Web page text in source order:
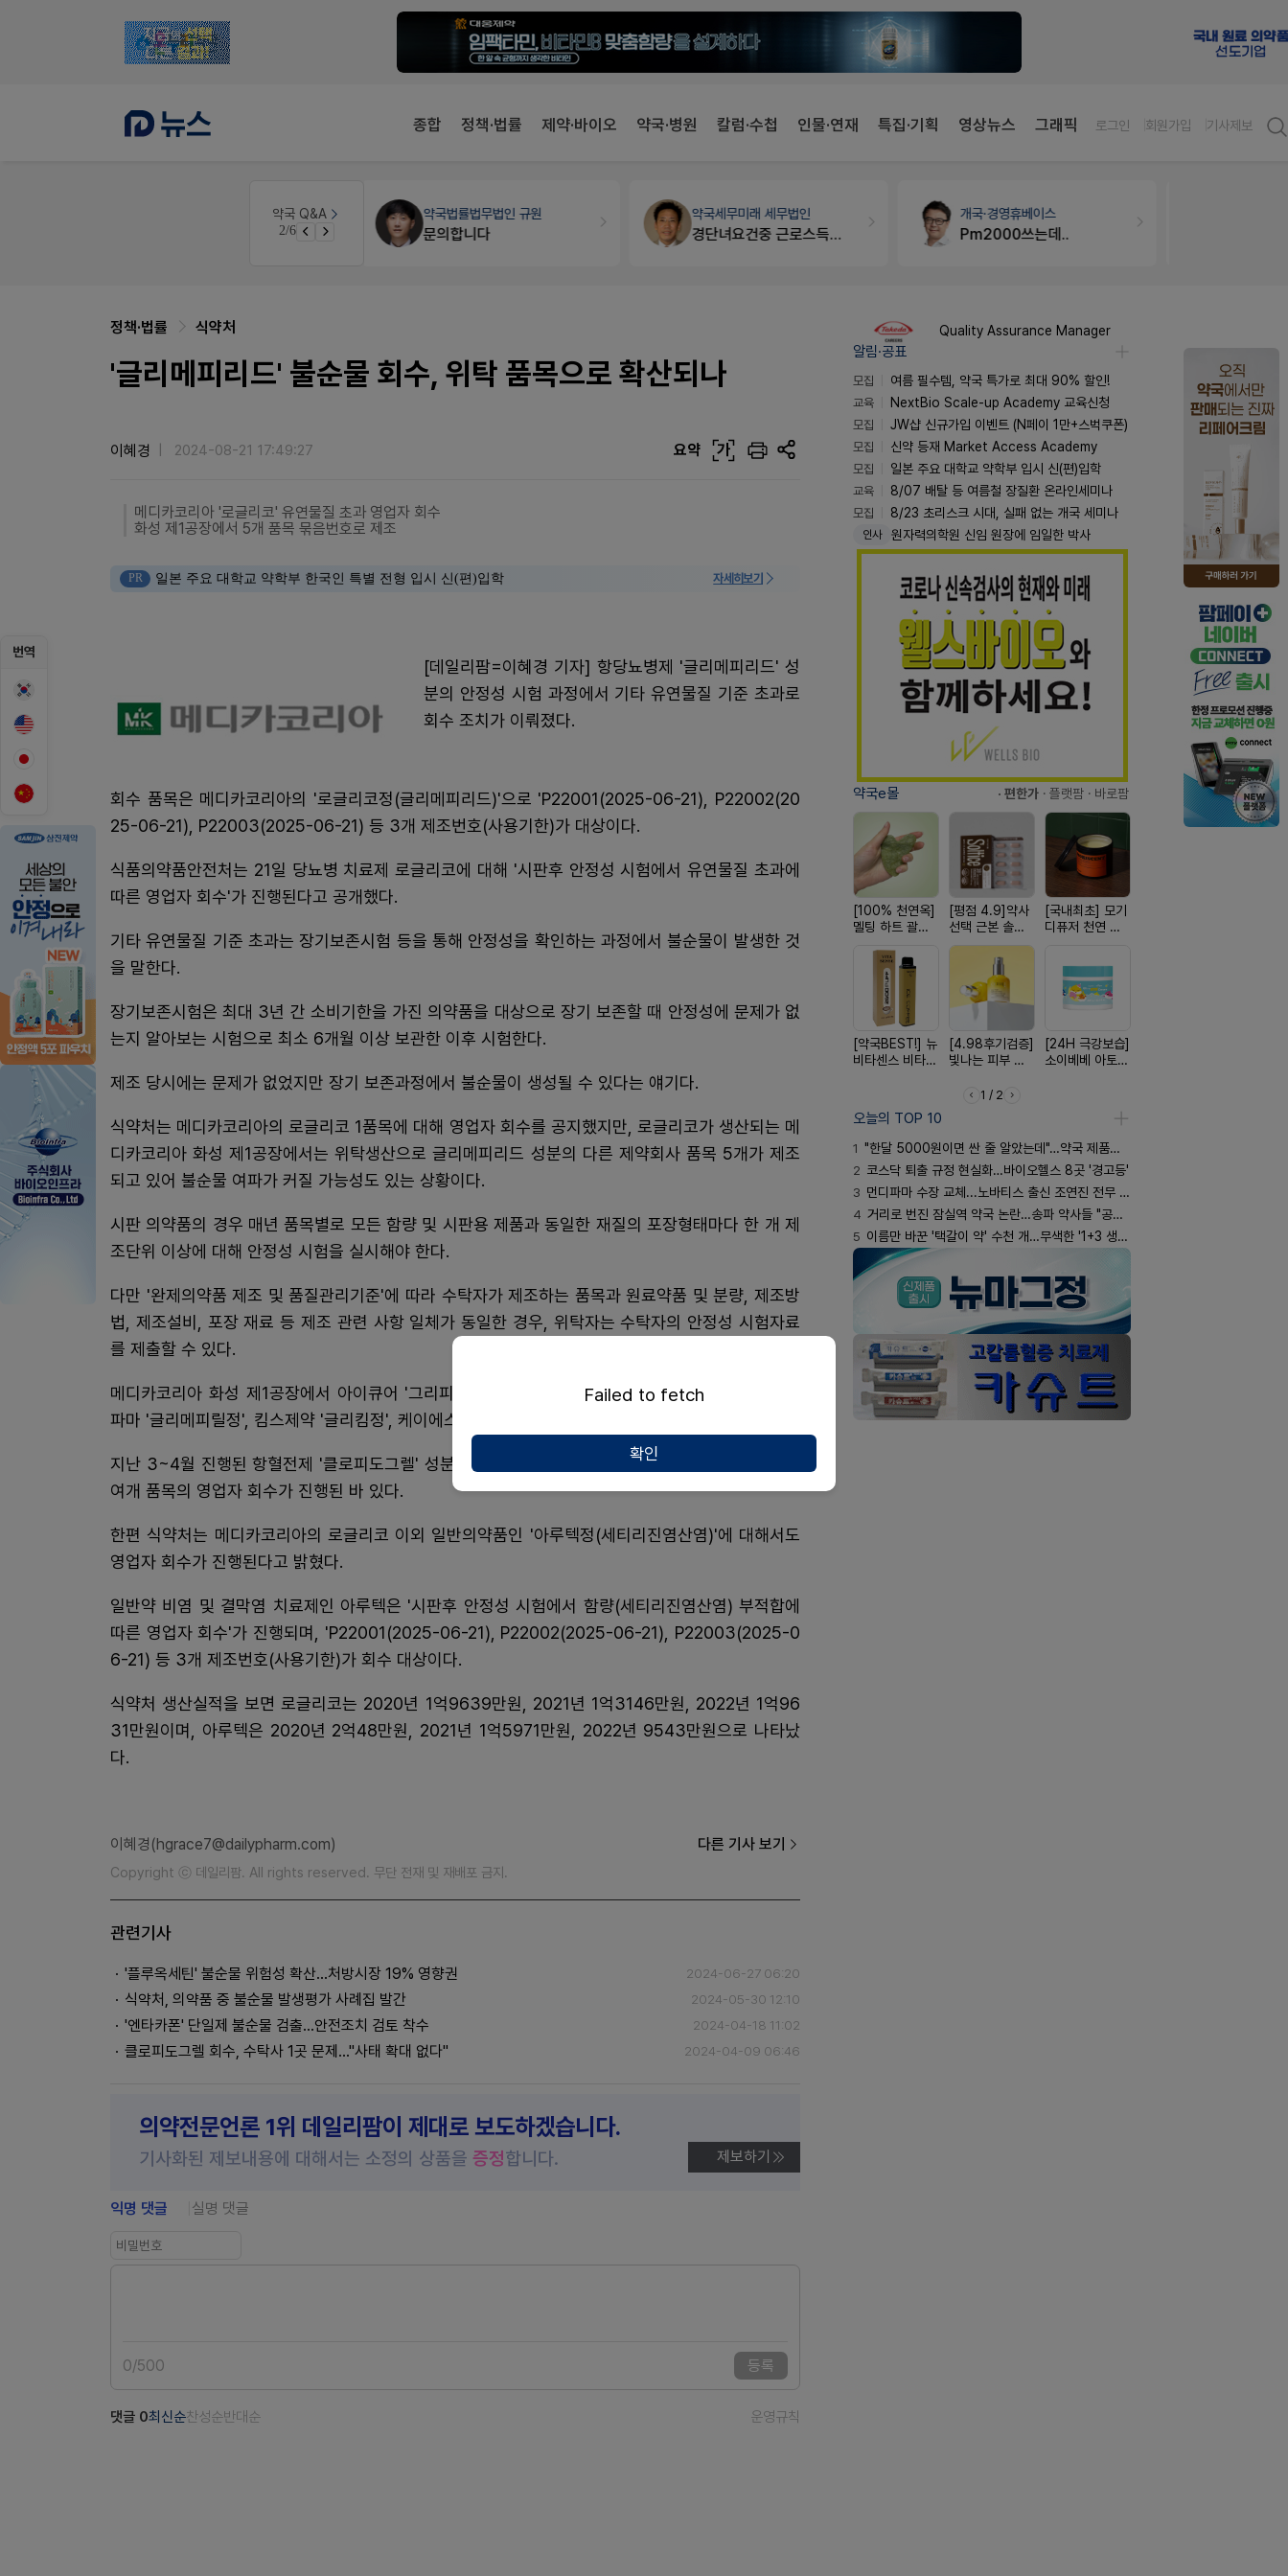
종합 정책·법률 제약·바이오 약국·병원 칼럼·수첩 인물·연재 특집·기획 영상뉴스 그래픽 로그인 회원가입 기사제보
약국 Q&A
3/6
약국세무미래 세무법인 개국·경영휴베이스
Pm2000쓰는데..
약국인테리어생각자국 디자인
매대 높이
번역
정책·법률 식약처
'글리메피리드' 불순물 회수, 위탁 품목으로 확산되나
이혜경 2024-08-21 17:49:27 요약 가
메디카코리아 '로글리코' 유연물질 초과 영업자 회수
화성 제1공장에서 5개 품목 묶음번호로 제조
PR 일본 주요 대학교 약학부 한국인 특별 전형 입시 신(편)입학 자세히보기
[데일리팜=이혜경 기자] 항당뇨병제 '글리메피리드' 성
분의 안정성 시험 과정에서 기타 유연물질 기준 초과로
회수 조치가 이뤄졌다.
회수 품목은 메디카코리아의 '로글리코정(글리메피리드)'으로 'P22001(2025-06-21), P22002(20
25-06-21), P22003(2025-06-21) 등 3개 제조번호(사용기한)가 대상이다.
식품의약품안전처는 21일 당뇨병 치료제 로글리코에 대해 '시판후 안정성 시험에서 유연물질 초과에
따른 영업자 회수'가 진행된다고 공개했다.
기타 유연물질 기준 초과는 장기보존시험 등을 통해 안정성을 확인하는 과정에서 불순물이 발생한 것
을 말한다.
장기보존시험은 최대 3년 간 소비기한을 가진 의약품을 대상으로 장기 보존할 때 안정성에 문제가 없
는지 알아보는 시험으로 최소 6개월 이상 보관한 이후 시험한다.
제조 당시에는 문제가 없었지만 장기 보존과정에서 불순물이 생성될 수 있다는 얘기다.
식약처는 메디카코리아의 로글리코 1품목에 대해 영업자 회수를 공지했지만, 로글리코가 생산되는 메
디카코리아 화성 제1공장에서는 위탁생산으로 글리메피리드 성분의 다른 제약회사 품목 5개가 제조
되고 있어 불순물 여파가 커질 가능성도 있는 상황이다.
시판 의약품의 경우 매년 품목별로 모든 함량 및 시판용 제품과 동일한 재질의 포장형태마다 한 개 제
조단위 이상에 대해 안정성 시험을 실시해야 한다.
다만 '완제의약품 제조 및 품질관리기준'에 따라 수탁자가 제조하는 품목과 원료약품 및 분량, 제조방
법, 제조설비, 포장 재료 등 제조 관련 사항 일체가 동일한 경우, 위탁자는 수탁자의 안정성 시험자료
를 제출할 수 있다.
메디카코리아 화성 제1공장에서 아이큐어 '그리피드정', 인트로바이오파마 '글리메디정', 보령바이오
파마 '글리메피릴정', 킴스제약 '글리킴정', 케이에스제약 '케이릴정' 등이 위탁생산되고 있다.
지난 3~4월 진행된 항혈전제 '클로피도그렐' 성분의 회수 사태를 보더라도 1곳의 수탁사 문제로 30
여개 품목의 영업자 회수가 진행된 바 있다.
한편 식약처는 메디카코리아의 로글리코 이외 일반의약품인 '아루텍정(세티리진염산염)'에 대해서도
영업자 회수가 진행된다고 밝혔다.
일반약 비염 및 결막염 치료제인 아루텍은 '시판후 안정성 시험에서 함량(세티리진염산염) 부적합에
따른 영업자 회수'가 진행되며, 'P22001(2025-06-21), P22002(2025-06-21), P22003(2025-0
6-21) 등 3개 제조번호(사용기한)가 회수 대상이다.
식약처 생산실적을 보면 로글리코는 2020년 1억9639만원, 2021년 1억3146만원, 2022년 1억96
31만원이며, 아루텍은 2020년 2억48만원, 2021년 1억5971만원, 2022년 9543만원으로 나타났
다.
이혜경(hgrace7@dailypharm.com) 다른 기사 보기
Copyright ⓒ 데일리팜. All rights reserved. 무단 전재 및 재배포 금지.
관련기사
'플루옥세틴' 불순물 위험성 확산...처방시장 19% 영향권 2024-06-27 06:20
식약처, 의약품 중 불순물 발생평가 사례집 발간 2024-05-30 12:10
'엔타카폰' 단일제 불순물 검출...안전조치 검토 착수 2024-04-18 11:02
클로피도그렐 회수, 수탁사 1곳 문제…"사태 확대 없다" 2024-04-09 06:46
의약전문언론 1위 데일리팜이 제대로 보도하겠습니다.
기사화된 제보내용에 대해서는 소정의 상품을 증정합니다. 제보하기
익명 댓글 실명 댓글
0/500 등록
댓글 0최신순찬성순반대순 운영규칙
Quality Assurance Manager
알림·공표
모집
여름 필수템, 약국 특가로 최대 90% 할인!
교육
NextBio Scale-up Academy 교육신청
모집
JW샵 신규가입 이벤트 (N페이 1만+스벅쿠폰)
모집
신약 등재 Market Access Academy
모집
일본 주요 대학교 약학부 입시 신(편)입학
교육
8/07 배탈 등 여름철 장질환 온라인세미나
모집
8/23 초리스크 시대, 실패 없는 개국 세미나
인사 원자력의학원 신임 원장에 임일한 박사
약국e몰 · 편한가 · 플랫팜 · 바로팜
[100% 천연옥]
멜팅 하트 괄사
[평점 4.9]약사
선택 근본 솔루
션, 솔티스
[국내최초] 모기
디퓨저 천연 계
[약국BEST!] 뉴
비타센스 비타민
[4.98후기검증]
빛나는 피부 오
[24H 극강보습]
소이베베 아토
1 / 2
오늘의 TOP 10
1 "한달 5000원이면 싼 줄 알았는데"…약국 제품과 비교해보니
2 코스닥 퇴출 규정 현실화…바이오헬스 8곳 '경고등'
3 먼디파마 수장 교체...노바티스 출신 조연진 전무 내정
4 거리로 번진 잠실역 약국 논란…송파 약사들 "공공성 훼손"
5 이름만 바꾼 '택갈이 약' 수천 개…무색한 '1+3 생동'
Failed to fetch
확인